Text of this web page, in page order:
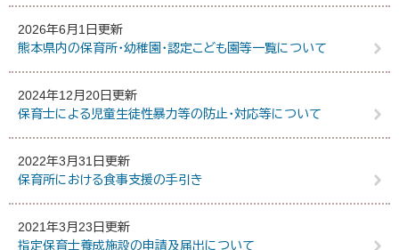
2026年6月1日更新
熊本県内の保育所・幼稚園・認定こども園等一覧について
2024年12月20日更新
保育士による児童生徒性暴力等の防止・対応等について
2022年3月31日更新
保育所における食事支援の手引き
2021年3月23日更新
指定保育士養成施設の申請及届出について